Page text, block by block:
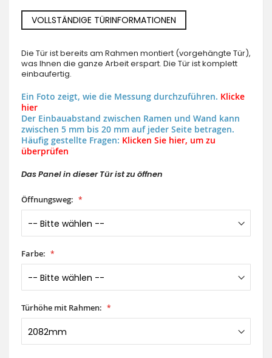
VOLLSTÄNDIGE TÜRINFORMATIONEN
Die Tür ist bereits am Rahmen montiert (vorgehängte Tür),
was Ihnen die ganze Arbeit erspart. Die Tür ist komplett
einbaufertig.
Ein Foto zeigt, wie die Messung durchzuführen. Klicke
hier
Der Einbauabstand zwischen Ramen und Wand kann
zwischen 5 mm bis 20 mm auf jeder Seite betragen.
Häufig gestellte Fragen: Klicken Sie hier, um zu
überprüfen
Das Panel in dieser Tür ist zu öffnen
Öffnungsweg:
Farbe:
Türhöhe mit Rahmen: